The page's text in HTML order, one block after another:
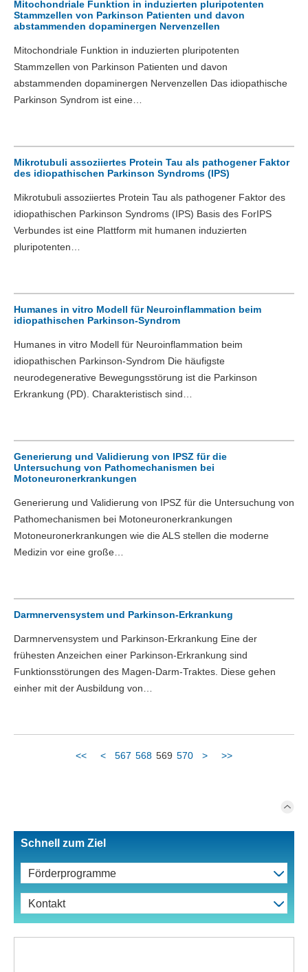
Mitochondriale Funktion in induzierten pluripotenten
Stammzellen von Parkinson Patienten und davon
abstammenden dopaminergen Nervenzellen
Mitochondriale Funktion in induzierten pluripotenten
Stammzellen von Parkinson Patienten und davon
abstammenden dopaminergen Nervenzellen Das idiopathische
Parkinson Syndrom ist eine…
Mikrotubuli assoziiertes Protein Tau als pathogener Faktor
des idiopathischen Parkinson Syndroms (IPS)
Mikrotubuli assoziiertes Protein Tau als pathogener Faktor des
idiopathischen Parkinson Syndroms (IPS) Basis des ForIPS
Verbundes ist eine Plattform mit humanen induzierten
pluripotenten…
Humanes in vitro Modell für Neuroinflammation beim
idiopathischen Parkinson-Syndrom
Humanes in vitro Modell für Neuroinflammation beim
idiopathischen Parkinson-Syndrom Die häufigste
neurodegenerative Bewegungsstörung ist die Parkinson
Erkrankung (PD). Charakteristisch sind…
Generierung und Validierung von IPSZ für die
Untersuchung von Pathomechanismen bei
Motoneuronerkrankungen
Generierung und Validierung von IPSZ für die Untersuchung von
Pathomechanismen bei Motoneuronerkrankungen
Motoneuronerkrankungen wie die ALS stellen die moderne
Medizin vor eine große…
Darmnervensystem und Parkinson-Erkrankung
Darmnervensystem und Parkinson-Erkrankung Eine der
frühesten Anzeichen einer Parkinson-Erkrankung sind
Funktionsstörungen des Magen-Darm-Traktes. Diese gehen
einher mit der Ausbildung von…
<< < 567 568 569 570 > >>
Schnell zum Ziel
Förderprogramme
Kontakt